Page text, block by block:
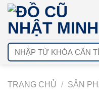
Chuyển
dung
Tìm
kiếm:
TRANG CHỦ / SẢN